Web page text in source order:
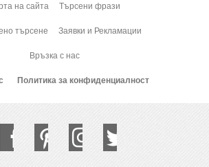
на сайта Търсени фрази
търсене Заявки и Рекламации
Връзка с нас
Политика за конфиденциалност